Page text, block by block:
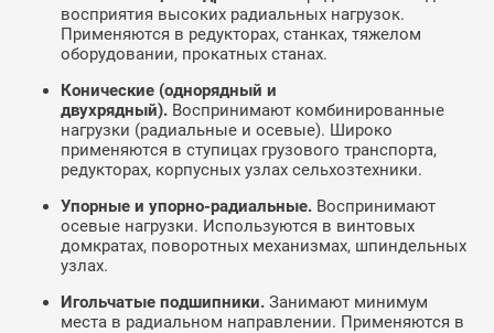
восприятия высоких радиальных нагрузок.
Применяются в редукторах, станках, тяжелом
оборудовании, прокатных станах.
Конические (однорядный и
двухрядный). Воспринимают комбинированные
нагрузки (радиальные и осевые). Широко
применяются в ступицах грузового транспорта,
редукторах, корпусных узлах сельхозтехники.
Упорные и упорно-радиальные. Воспринимают
осевые нагрузки. Используются в винтовых
домкратах, поворотных механизмах, шпиндельных
узлах.
Игольчатые подшипники. Занимают минимум
места в радиальном направлении. Применяются в